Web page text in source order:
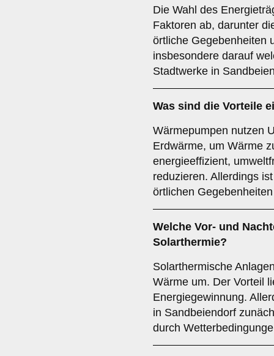
Die Wahl des
Faktoren ab, darunter
örtliche Gegebenheiten
insbesondere darauf
Stadtwerke in
Was sind die Vorteile
Wärmepumpen nutzen
Erdwärme, um Wärme
energieeffizient,
reduzieren. Allerdings
örtlichen
Welche Vor- und
Solarthermie?
Solarthermische
Wärme um. Der Vorteil
Energiegewinnung.
in Sandbeiendorf
durch